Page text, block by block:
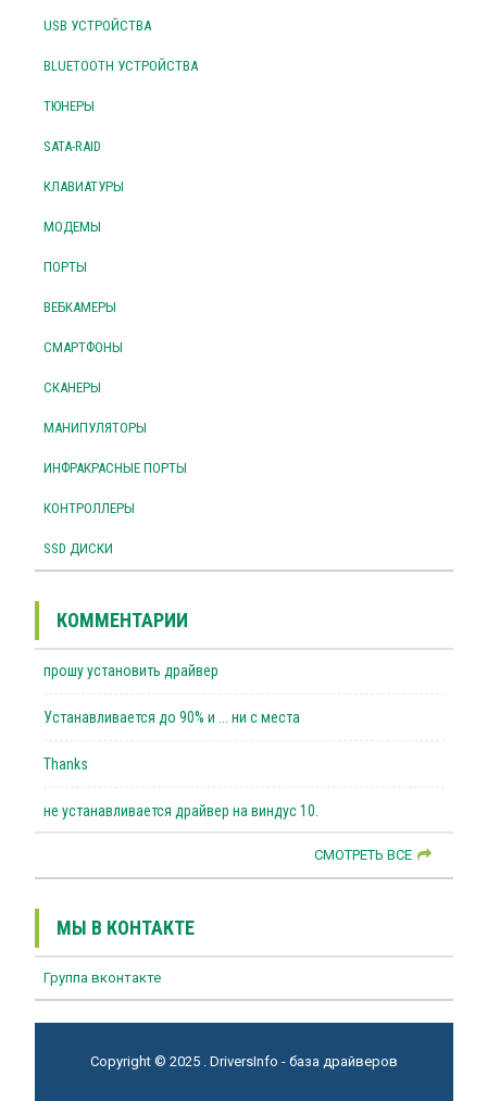
USB УСТРОЙСТВА
BLUETOOTH УСТРОЙСТВА
ТЮНЕРЫ
SATA-RAID
КЛАВИАТУРЫ
МОДЕМЫ
ПОРТЫ
ВЕБКАМЕРЫ
СМАРТФОНЫ
СКАНЕРЫ
МАНИПУЛЯТОРЫ
ИНФРАКРАСНЫЕ ПОРТЫ
КОНТРОЛЛЕРЫ
SSD ДИСКИ
КОММЕНТАРИИ
прошу установить драйвер
Устанавливается до 90% и ... ни с места
Thanks
не устанавливается драйвер на виндус 10.
СМОТРЕТЬ ВСЕ
МЫ В КОНТАКТЕ
Группа вконтакте
Copyright © 2025 . DriversInfo - база драйверов